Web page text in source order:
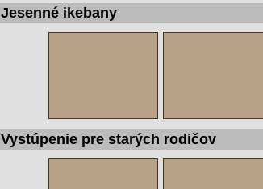
Jesenné ikebany
Vystúpenie pre starých rodičov